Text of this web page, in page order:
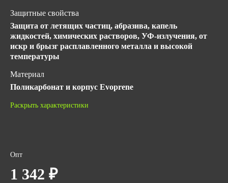
Защитные свойства
Защита от летящих частиц, абразива, капель
жидкостей, химических растворов, УФ-излучения, от
искр и брызг расплавленного металла и высокой
температуры
Материал
Поликарбонат и корпус Evoprene
Покрытие линз
ТР ТС 019/2011
Количество в упаковке
Раскрыть характеристики
Опт
1 342 ₽